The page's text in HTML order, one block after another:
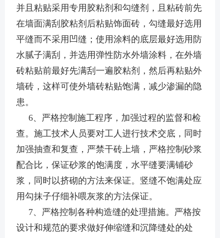
并且粘贴采用专用胶粘剂和勾缝剂，且粘砖前先
在墙面满刮胶粘剂后粘贴饰面砖，勾缝最好选用
平缝而不采用凹缝；使用涂料的底层最好选用防
水腻子满刮，并选用弹性防水外墙涂料，在外墙
砖粘贴前最好先满刮一遍胶粘剂，然后再粘贴外
墙砖，这样可使外墙砖粘贴饱满，减少渗漏的隐
患。
6、严格控制施工程序，加强过程的监督和检
查。施工技术人员要对工人进行技术交底，同时
加强抽查和复查，严禁干砖上墙，严格控制砂浆
配合比，保证砂浆的饱满度，水平缝要满铺砂
浆，同时以挤砌的方法来保证。竖缝不饱满处应
用勾抹子仔细补喂灰浆的方法保证。
7、严格控制各种构造缝的处理措施。严格按
设计和规范的要求做好伸缩缝和沉降缝处的处